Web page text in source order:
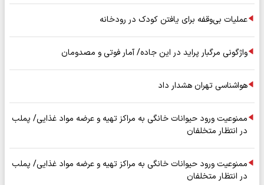
عملیات بی‌وقفه برای یافتن کودک در رودخانه
واژگونی مرگبار پراید در این جاده/ آمار فوتی و مصدومان
هواشناسی تهران هشدار داد
ممنوعیت ورود حیوانات خانگی به مراکز تهیه و عرضه مواد غذایی/ پملب
در انتظار متخلفان
ممنوعیت ورود حیوانات خانگی به مراکز تهیه و عرضه مواد غذایی/ پملب
در انتظار متخلفان